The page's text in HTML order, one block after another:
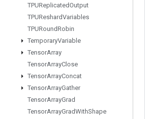
TPUReplicatedOutput
TPUReshardVariables
TPURoundRobin
TemporaryVariable
TensorArray
TensorArrayClose
TensorArrayConcat
TensorArrayGather
TensorArrayGrad
TensorArrayGradWithShape